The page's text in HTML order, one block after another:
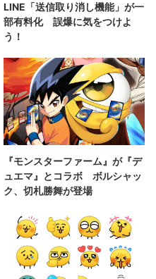
LINE「送信取り消し機能」が一
部有料化 誤爆に気をつけよ
う！
『モンスターファーム』が『デ
ュエマ』とコラボ ボルシャッ
ク、切札勝舞が登場